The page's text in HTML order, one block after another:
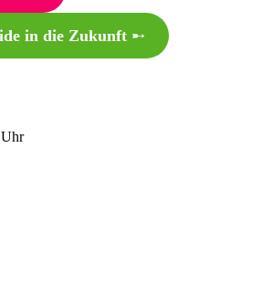
in die Zukunft➸